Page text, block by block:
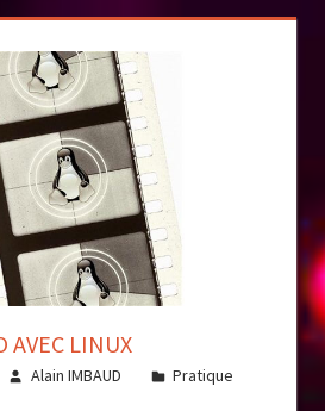
AVEC LINUX
Alain IMBAUD Pratique